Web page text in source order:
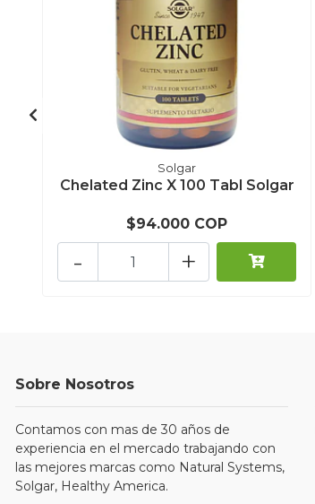
Solgar
Chelated Zinc X 100 Tabl Solgar
$94.000 COP
+
-
Sobre Nosotros
Contamos con mas de 30 años de
experiencia en el mercado trabajando con
las mejores marcas como Natural Systems,
Solgar, Healthy America.